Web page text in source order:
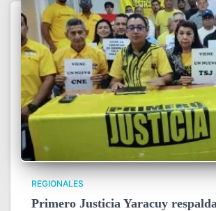
REGIONALES
Primero Justicia Yaracuy